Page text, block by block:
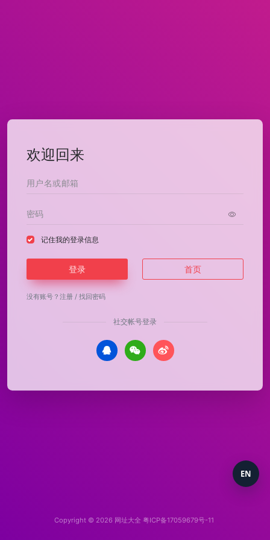
欢迎回来
记住我的登录信息
登录 首页
没有账号？ 注册 / 找回密码
社交帐号登录
Copyright © 2026 网址大全 粤ICP备17059679号-11
EN